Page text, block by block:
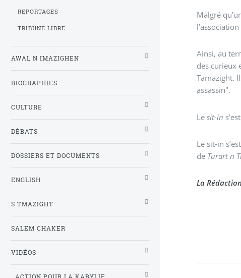
Malgré
Ainsi, au
des curieux
Tamazight.
assassin".
Lesit-in
Le sit-in
de Turart n
La
REPORTAGES
TRIBUNE LIBRE
AWAL N IMAZIGHEN
BIOGRAPHIES
CULTURE
DÉBATS
DOSSIERS ET DOCUMENTS
ENGLISH
S TMAZIGHT
SALEM CHAKER
VIDÉOS